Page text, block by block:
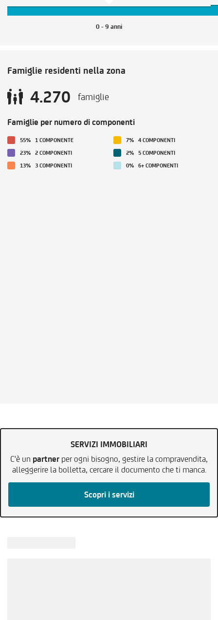
0 - 9 anni
Famiglie residenti nella zona
4.270 famiglie
Famiglie per numero di componenti
55%
1 COMPONENTE
23%
2 COMPONENTI
13%
3 COMPONENTI
7%
4 COMPONENTI
2%
5 COMPONENTI
0%
6+ COMPONENTI
SERVIZI IMMOBILIARI
C'è un partner per ogni bisogno, gestire la compravendita,
alleggerire la bolletta, cercare il documento che ti manca.
Scopri i servizi